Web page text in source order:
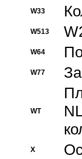
W33
W513
W64
W77
WT
X